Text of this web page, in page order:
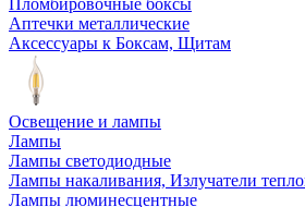
Пломбировочные боксы
Аптечки металлические
Аксессуары к Боксам, Щитам
Освещение и лампы
Лампы
Лампы светодиодные
Лампы накаливания, Излучатели
Лампы люминесцентные